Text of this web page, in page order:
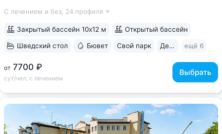
переходит в Курортный парк, к терренкурам № 3 и № 2Б •
С лечением и без, 24 профиля
от 7700 ₽
сут/чел, с лечением
Выбрать
Закрытый бассейн 10х12 м Открытый бассейн
Шведский стол Бювет Свой парк Дети с 2 лет ещё 6